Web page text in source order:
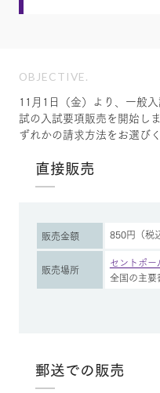
OBJECTIVE.
11月1日（金）より、一般
試の入試要項販売を開始し
ずれかの請求方法をお選び
直接販売
販売金額 850円（税
販売場所
セントポー
全国の主要
郵送での販売